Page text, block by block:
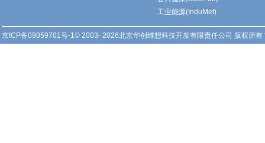
工业能源(InduMet)
京ICP备09059701号-1© 2003- 2026北京华创维想科技开发有限责任公司 版权所有